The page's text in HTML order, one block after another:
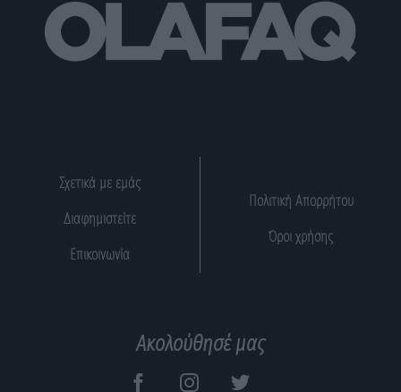
Σχετικά με εμάς
Διαφημιστείτε
Επικοινωνία
Πολιτική Απορρήτου
Όροι χρήσης
Ακολούθησέ μας